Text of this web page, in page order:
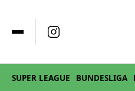
SUPER LEAGUE BUNDESLIGA